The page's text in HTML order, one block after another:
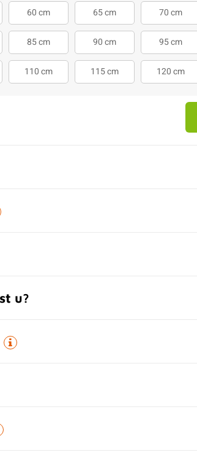
60 cm 65 cm 70 cm
85 cm 90 cm 95 cm
110 cm 115 cm 120 cm
u?